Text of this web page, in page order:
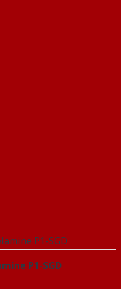
P1-SGD